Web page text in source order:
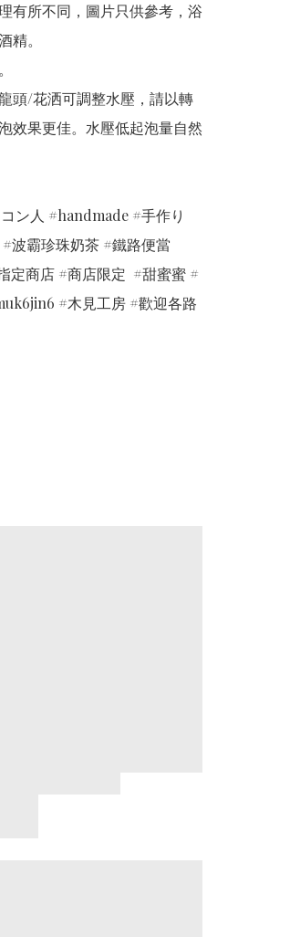
有所不同，圖片只供參考，浴
精。
頭/花洒可調整水壓，請以轉
效果更佳。水壓低起泡量自然
ン人 #handmade #手作り
波霸珍珠奶茶 #鐵路便當
定商店 #商店限定  #甜蜜蜜 #
#木見工房 #歡迎各路